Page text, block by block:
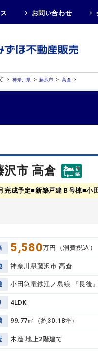
お問い合わせ
> 神奈川県 > 藤沢市 > 高倉 >
沢市 高倉
完成予定■新築戸建Ｂ号棟■小
5,580万円（消費税込）
神奈川県藤沢市 高倉
小田急電鉄江ノ島線 『長後
4LDK
99.77㎡（約30.18坪）
木造 地上2階建て